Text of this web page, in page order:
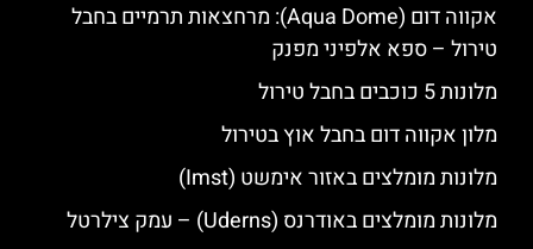
אקווה דום (Aqua Dome): מרחצאות תרמיים בחבל
טירול – ספא אלפיני מפנק
מלונות 5 כוכבים בחבל טירול
מלון אקווה דום בחבל אוץ בטירול
מלונות מומלצים באזור אימשט (Imst)
מלונות מומלצים באודרנס (Uderns) – עמק צילרטל